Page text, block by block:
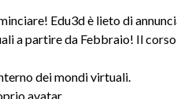
Edu3d è lieto di
a partire da Febbraio! Il
dei mondi virtuali.
avatar.